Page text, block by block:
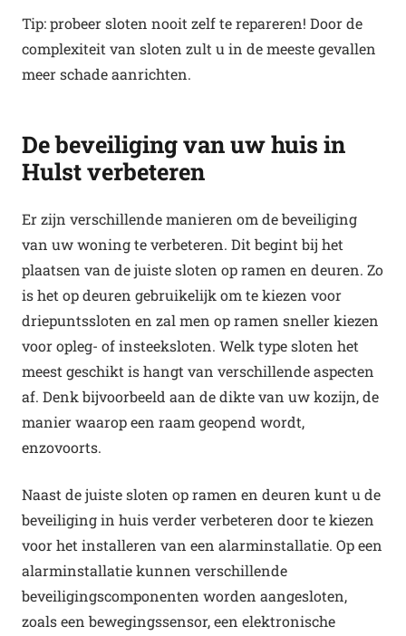
Tip: probeer sloten nooit zelf te repareren! Door de
complexiteit van sloten zult u in de meeste gevallen
meer schade aanrichten.
De beveiliging van uw huis in
Hulst verbeteren
Er zijn verschillende manieren om de beveiliging
van uw woning te verbeteren. Dit begint bij het
plaatsen van de juiste sloten op ramen en deuren. Zo
is het op deuren gebruikelijk om te kiezen voor
driepuntssloten en zal men op ramen sneller kiezen
voor opleg- of insteeksloten. Welk type sloten het
meest geschikt is hangt van verschillende aspecten
af. Denk bijvoorbeeld aan de dikte van uw kozijn, de
manier waarop een raam geopend wordt,
enzovoorts.
Naast de juiste sloten op ramen en deuren kunt u de
beveiliging in huis verder verbeteren door te kiezen
voor het installeren van een alarminstallatie. Op een
alarminstallatie kunnen verschillende
beveiligingscomponenten worden aangesloten,
zoals een bewegingssensor, een elektronische